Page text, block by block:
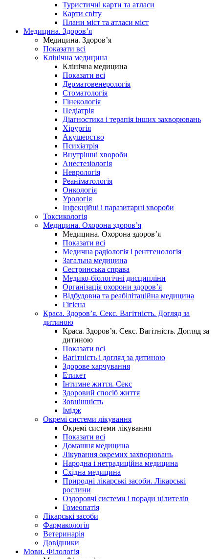
Туристичні карти та атласи
Карти світу
Плани міст та атласи міст
Медицина. Здоров’я
Медицина. Здоров’я
Показати всі
Клінічна медицина
Клінічна медицина
Показати всі
Дерматовенерологія
Стоматологія
Гінекологія
Педіатрія
Діагностика і терапія інших захворювань
Хірургія
Акушерство
Психіатрія
Внутрішні хвороби
Анестезіологія
Неврологія
Реаніматологія
Онкологія
Урологія
Інфекційні і паразитарні хвороби
Токсикологія
Медицина. Охорона здоров’я
Медицина. Охорона здоров’я
Показати всі
Медична радіологія і рентгенологія
Загальна медицина
Сестринська справа
Медико-біологічні дисципліни
Організація охорони здоров’я
Відбудовна та реабілітаційна медицина
Гігієна
Краса. Здоров’я. Секс. Вагітність. Догляд за
дитиною
Краса. Здоров’я. Секс. Вагітність. Догляд за
дитиною
Показати всі
Вагітність і догляд за дитиною
Здорове харчування
Етикет
Інтимне життя. Секс
Здоровий спосіб життя
Зовнішність
Імідж
Окремі системи лікування
Окремі системи лікування
Показати всі
Домашня медицина
Лікування окремих захворювань
Народна і нетрадиційна медицина
Східна медицина
Природні лікарські засоби. Лікарські
рослини
Оздоровчі системи і поради цілителів
Гомеопатія
Лікарські засоби
Фармакологія
Ветеринарія
Довідники
Мови. Філологія